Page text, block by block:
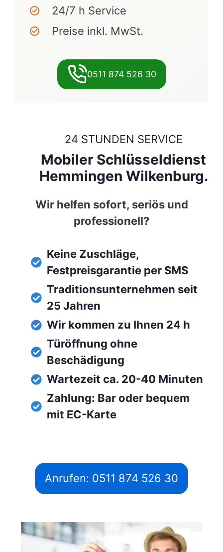
24/7 h Service
Preise inkl. MwSt.
0511 874 526 30
24 STUNDEN SERVICE
Mobiler Schlüsseldienst
Hemmingen Wilkenburg.
Wir helfen sofort, seriös und
professionell?
Keine Zuschläge,
Festpreisgarantie per SMS
Traditionsunternehmen seit
25 Jahren
Wir kommen zu Ihnen 24 h
Türöffnung ohne
Beschädigung
Wartezeit ca. 20-40 Minuten
Zahlung: Bar oder bequem
mit EC-Karte
Anrufen: 0511 874 526 30